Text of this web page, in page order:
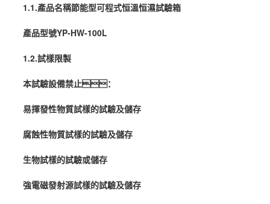
1.1.產品名稱節能型可程式恒溫恒濕試驗箱
產品型號YP-HW-100L
1.2.試樣限製
本試驗設備禁止：
易揮發性物質試樣的試驗及儲存
腐蝕性物質試樣的試驗及儲存
生物試樣的試驗或儲存
強電磁發射源試樣的試驗及儲存